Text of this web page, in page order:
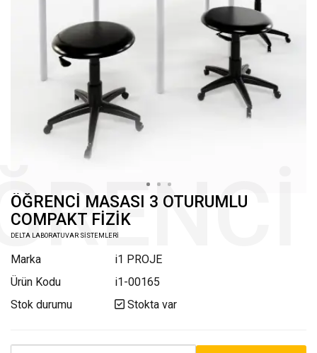
ÖĞRENCİ MASASI 3 OTURUMLU
COMPAKT FİZİK
DELTA LABORATUVAR SİSTEMLERİ
Marka
i1 PROJE
Ürün Kodu
i1-00165
Stok durumu
Stokta var